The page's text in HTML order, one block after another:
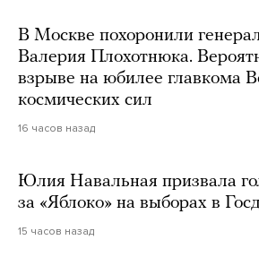
В Москве похоронили
Валерия Плохотнюка.
взрыве на юбилее главкома
космических сил
16 часов назад
Юлия Навальная призвала
за «Яблоко» на выборах в
15 часов назад